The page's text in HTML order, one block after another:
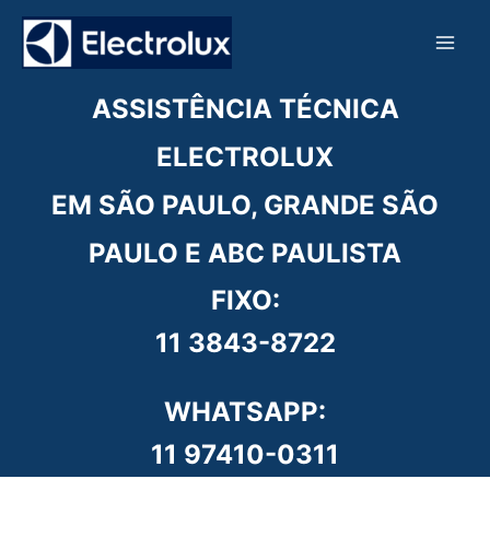
para
ASSISTÊNCIA TÉCNICA
ELECTROLUX
EM SÃO PAULO, GRANDE SÃO
PAULO E ABC PAULISTA
FIXO:
11 3843-8722
WHATSAPP:
11 97410-0311